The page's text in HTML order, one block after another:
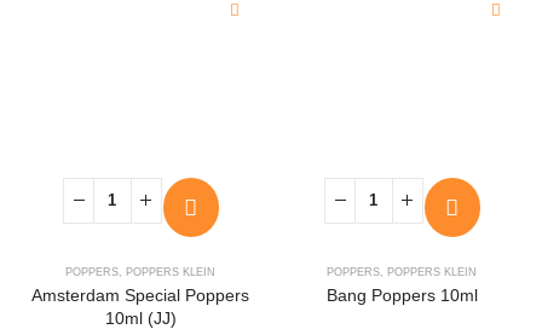
POPPERS POPPERS KLEIN
Amsterdam Special Poppers
10ml (JJ)
POPPERS POPPERS KLEIN
Bang Poppers 10ml